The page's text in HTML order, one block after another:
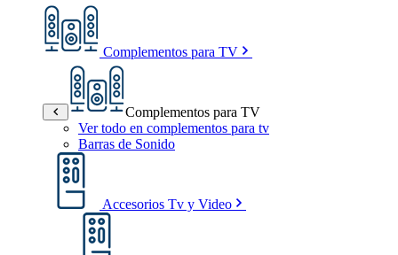
Complementos para TV
Complementos para TV
Ver todo en complementos para tv
Barras de Sonido
Accesorios Tv y Video